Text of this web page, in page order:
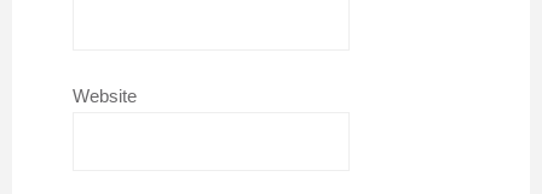
Website